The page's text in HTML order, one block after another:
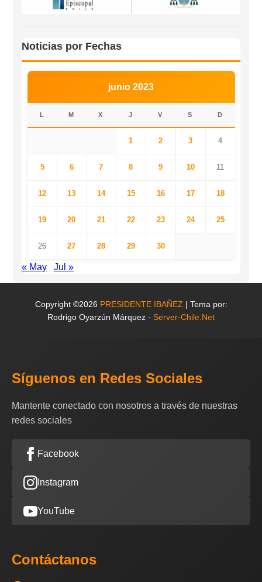
Noticias por Fechas
junio 2023
L M X J V S D
1 2 3 4
5 6 7 8 9 10 11
12 13 14 15 16 17 18
19 20 21 22 23 24 25
26 27 28 29 30
« May Jul »
Copyright ©2026 PRESIDENTE IBAÑEZ | Tema por:
Rodrigo Oyarzún Márquez - Server-Chile.Net
Síguenos en Redes Sociales
Mantente conectado con nosotros a través de nuestras
redes sociales
Facebook
Instagram
YouTube
Contáctanos